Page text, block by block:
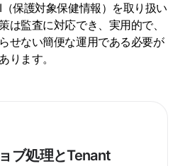
保護対象保健情報）を取り扱い
は監査に対応でき、実用的で、
せない簡便な運用である必要が
あります。
ブ処理とTenant